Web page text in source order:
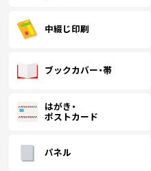
中綴じ印刷
ブックカバー・帯
はがき・
ポストカード
パネル